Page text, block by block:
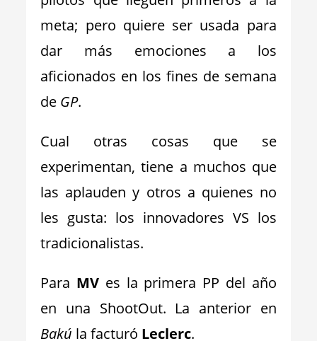
meta; pero quiere ser usada para
dar más emociones a los
aficionados en los fines de semana
de GP.
Cual otras cosas que se
experimentan, tiene a muchos que
las aplauden y otros a quienes no
les gusta: los innovadores VS los
tradicionalistas.
Para MV es la primera PP del año
en una ShootOut. La anterior en
Bakú la facturó Leclerc.